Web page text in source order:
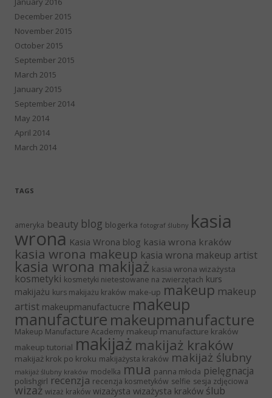
December 2015
November 2015
October 2015
September 2015
March 2015
January 2015
September 2014
May 2014
April 2014
March 2014
TAGS
ameryka beauty blog blogerka fotograf ślubny kasia
wrona Kasia Wrona blog kasia wrona kraków
kasia wrona makeup kasia wrona makeup artist
kasia wrona makijaż kasia wrona wizażysta
kosmetyki kosmetyki nietestowane na zwierzętach kurs
makijażu kurs makijażu kraków make-up makeup makeup
artist makeupmanufactucre makeup
manufacture makeupmanufacture
Makeup Manufacture Academy makeup manufacture kraków
makeup tutorial makijaż makijaż kraków
makijaż krok po kroku makijażysta kraków makijaż ślubny
makijaż ślubny kraków modelka mua panna młoda pielęgnacja
polishgirl recenzja recenzja kosmetyków selfie sesja zdjęciowa
wizaż wizaż kraków wizażysta wizażysta kraków ślub